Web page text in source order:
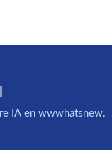
IA en wwwhatsnew.